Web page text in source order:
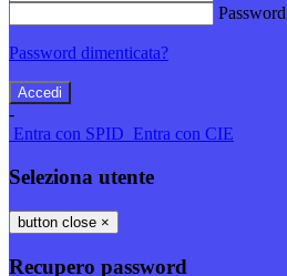
Password
Password dimenticata?
-
Entra con SPID Entra con CIE
Seleziona utente
button close ×
Recupero password